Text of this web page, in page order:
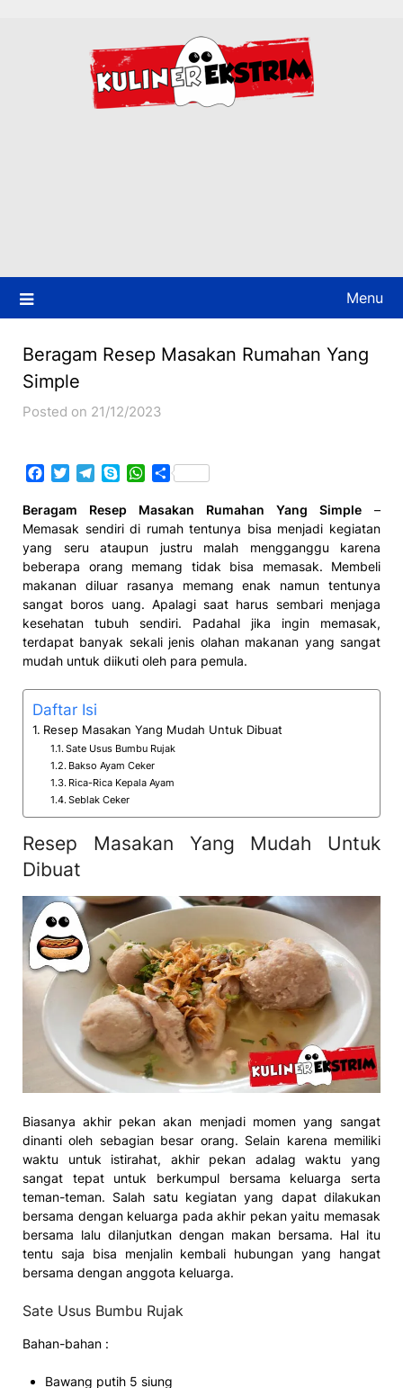
Menu
Beragam Resep Masakan Rumahan Yang
Simple
Posted on 21/12/2023
Facebook
TwitterTelegram
SkypeWhatsApp
Share
Beragam Resep Masakan Rumahan Yang Simple –
Memasak sendiri di rumah tentunya bisa menjadi kegiatan
yang seru ataupun justru malah mengganggu karena
beberapa orang memang tidak bisa memasak. Membeli
makanan diluar rasanya memang enak namun tentunya
sangat boros uang. Apalagi saat harus sembari menjaga
kesehatan tubuh sendiri. Padahal jika ingin memasak,
terdapat banyak sekali jenis olahan makanan yang sangat
mudah untuk diikuti oleh para pemula.
Daftar Isi
Resep Masakan Yang Mudah Untuk Dibuat
Sate Usus Bumbu Rujak
Bakso Ayam Ceker
Rica-Rica Kepala Ayam
Seblak Ceker
Resep Masakan Yang Mudah Untuk
Dibuat
Biasanya akhir pekan akan menjadi momen yang sangat
dinanti oleh sebagian besar orang. Selain karena memiliki
waktu untuk istirahat, akhir pekan adalag waktu yang
sangat tepat untuk berkumpul bersama keluarga serta
teman-teman. Salah satu kegiatan yang dapat dilakukan
bersama dengan keluarga pada akhir pekan yaitu memasak
bersama lalu dilanjutkan dengan makan bersama. Hal itu
tentu saja bisa menjalin kembali hubungan yang hangat
bersama dengan anggota keluarga.
Sate Usus Bumbu Rujak
Bahan-bahan :
Bawang putih 5 siung